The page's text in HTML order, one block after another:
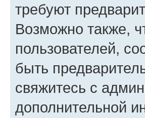
требуют
Возможно также,
пользователей,
быть
свяжитесь с
дополнительной